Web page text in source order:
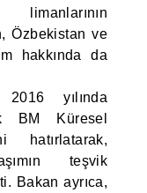
Özbekistan ve
hakkında da
yılında
BM Küresel
hatırlatarak,
teşvik
Bakan ayrıca,